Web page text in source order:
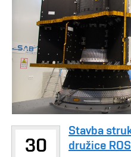
30
Stavba
družice